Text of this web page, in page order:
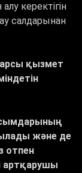
керектігін
салдарынан
қызмет
сымдарының
және де
отпен
артқарушы